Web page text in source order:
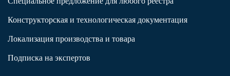
Конструкторская и технологическая документация
Локализация производства и товара
Подписка на экспертов